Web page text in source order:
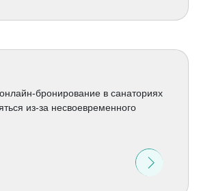
бронирование в санаториях
из-за несвоевременного